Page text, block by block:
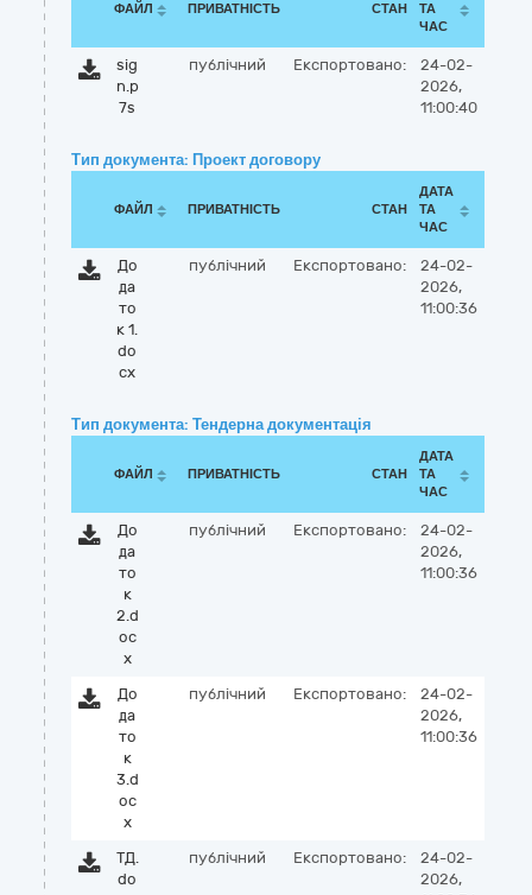
ФАЙЛ ПРИВАТНІСТЬ СТАН
ТА
ЧАС
sig
n.p
7s
публічний Експортовано:
24-02-
2026,
11:00:40
Тип документа: Проект договору
ФАЙЛ ПРИВАТНІСТЬ СТАН
ДАТА
ТА
ЧАС
До
да
то
к 1.
do
cx
публічний Експортовано:
24-02-
2026,
11:00:36
Тип документа: Тендерна документація
ФАЙЛ ПРИВАТНІСТЬ СТАН
ДАТА
ТА
ЧАС
До
да
то
к
2.d
oc
x
публічний Експортовано:
24-02-
2026,
11:00:36
До
да
то
к
3.d
oc
x
публічний Експортовано:
24-02-
2026,
11:00:36
ТД.
do
публічний Експортовано:
24-02-
2026,